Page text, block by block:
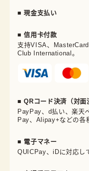
■ 現金支払い
■ 信用卡付款
支持VISA、
Club International。
■ QRコード決済（対面
PayPay、d払い、楽天
Pay、Alipay+などの各
■ 電子マネー
QUICPay、iDに対応し